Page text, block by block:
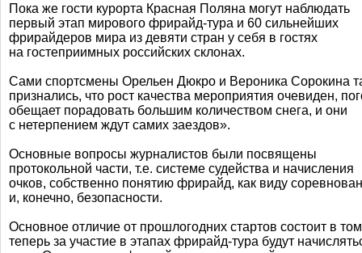
Пока же гости курорта Красная Поляна могут наблюдать
первый этап мирового фрирайд-тура и 60 сильнейших
фрирайдеров мира из девяти стран у себя в гостях
на гостеприимных российских склонах.
Сами спортсмены Орельен Дюкро и Вероника Сорокина
признались, что рост качества мероприятия очевиден,
обещает порадовать большим количеством снега, и они
с нетерпением ждут самих заездов».
Основные вопросы журналистов были посвящены
протокольной части, т.е. системе судейства и начисления
очков, собственно понятию фрирайд, как виду
и, конечно, безопасности.
Основное отличие от прошлогодних стартов состоит в
теперь за участие в этапах фрирайд-тура будут